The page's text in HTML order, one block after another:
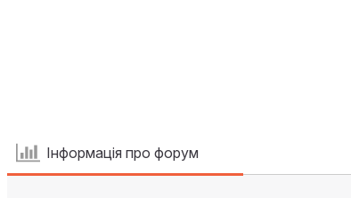
Інформація про форум